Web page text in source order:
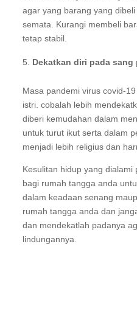
agar yang barang yang
semata. Kurangi membeli
tetap stabil.
Dekatkan diri pada sang
Masa pandemi virus covid-
istri. cobalah lebih
diberi kemudahan dalam
untuk turut ikut serta dalam
menjadi lebih religius dan
Kesulitan hidup yang
bagi rumah tangga anda
dalam keadaan senang
rumah tangga anda dan
dan mendekatlah padanya
lindungannya.